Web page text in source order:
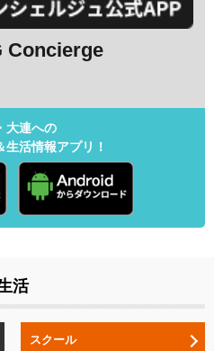
Concierge
大連への
生活情報アプリ！
活
スクール